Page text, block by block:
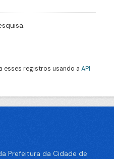
esses registros usando a API
Prefeitura da Cidade de